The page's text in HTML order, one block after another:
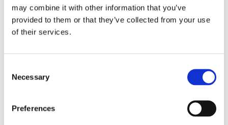
may combine it with other information that you’ve
provided to them or that they’ve collected from your use
of their services.
Selection
Necessary
Preferences
P3-Group, Germany, FuelFWD, Regen
Studio, Quintessence Research en TNO.